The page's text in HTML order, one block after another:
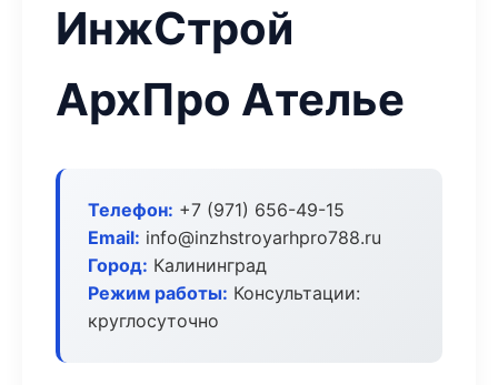
ИнжСтрой
АрхПро Ателье
Телефон: +7 (971) 656-49-15
Email: info@inzhstroyarhpro788.ru
Город: Калининград
Режим работы: Консультации:
круглосуточно